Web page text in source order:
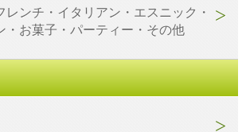
レンチ・イタリアン・エスニック・
・お菓子・パーティー・その他